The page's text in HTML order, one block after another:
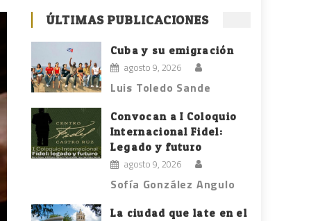
ÚLTIMAS PUBLICACIONES
Cuba y su emigración
agosto 9, 2026
Luis Toledo Sande
Convocan a I Coloquio
Internacional Fidel:
Legado y futuro
agosto 9, 2026
Sofía González Angulo
La ciudad que late en el